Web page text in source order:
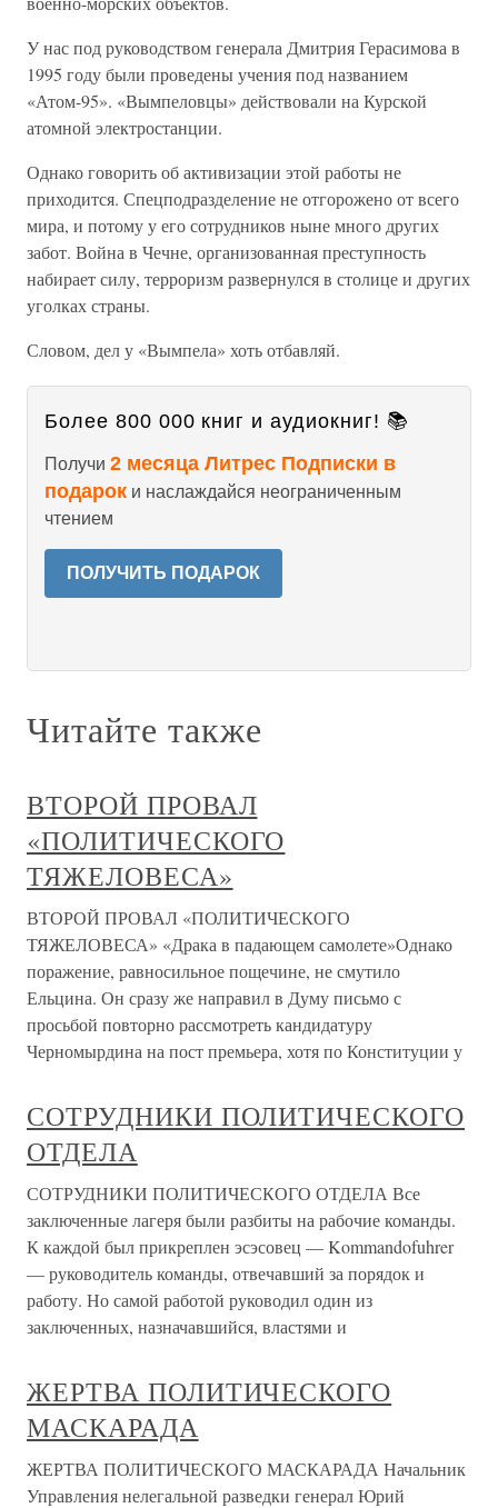
У нас под руководством генерала Дмитрия Герасимова в
1995 году были проведены учения под названием
«Атом-95». «Вымпеловцы» действовали на Курской
атомной электростанции.
Однако говорить об активизации этой работы не
приходится. Спецподразделение не отгорожено от всего
мира, и потому у его сотрудников ныне много других
забот. Война в Чечне, организованная преступность
набирает силу, терроризм развернулся в столице и других
уголках страны.
Словом, дел у «Вымпела» хоть отбавляй.
Более 800 000 книг и аудиокниг! 📚
Получи 2 месяца Литрес Подписки в
подарок и наслаждайся неограниченным
чтением
ПОЛУЧИТЬ ПОДАРОК
Читайте также
ВТОРОЙ ПРОВАЛ
«ПОЛИТИЧЕСКОГО
ТЯЖЕЛОВЕСА»
ВТОРОЙ ПРОВАЛ «ПОЛИТИЧЕСКОГО
ТЯЖЕЛОВЕСА» «Драка в падающем самолете»Однако
поражение, равносильное пощечине, не смутило
Ельцина. Он сразу же направил в Думу письмо с
просьбой повторно рассмотреть кандидатуру
Черномырдина на пост премьера, хотя по Конституции у
СОТРУДНИКИ ПОЛИТИЧЕСКОГО
ОТДЕЛА
СОТРУДНИКИ ПОЛИТИЧЕСКОГО ОТДЕЛА Все
заключенные лагеря были разбиты на рабочие команды.
К каждой был прикреплен эсэсовец — Kommandofuhrer
— руководитель команды, отвечавший за порядок и
работу. Но самой работой руководил один из
заключенных, назначавшийся, властями и
ЖЕРТВА ПОЛИТИЧЕСКОГО
МАСКАРАДА
ЖЕРТВА ПОЛИТИЧЕСКОГО МАСКАРАДА Начальник
Управления нелегальной разведки генерал Юрий